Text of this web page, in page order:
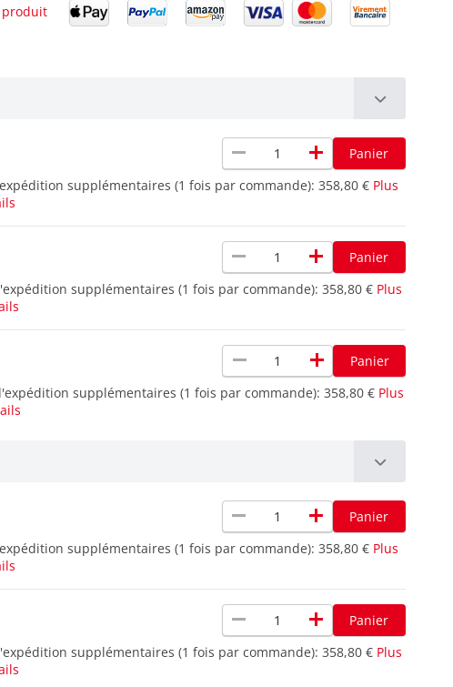
produit
remove add
Panier
supplémentaires (1 fois par commande):358,80 € Plus
remove add
Panier
supplémentaires (1 fois par commande):358,80 € Plus
remove add
Panier
supplémentaires (1 fois par commande): 358,80 € Plus
remove add
Panier
supplémentaires (1 fois par commande):358,80 € Plus
remove add
Panier
supplémentaires (1 fois par commande):358,80 € Plus